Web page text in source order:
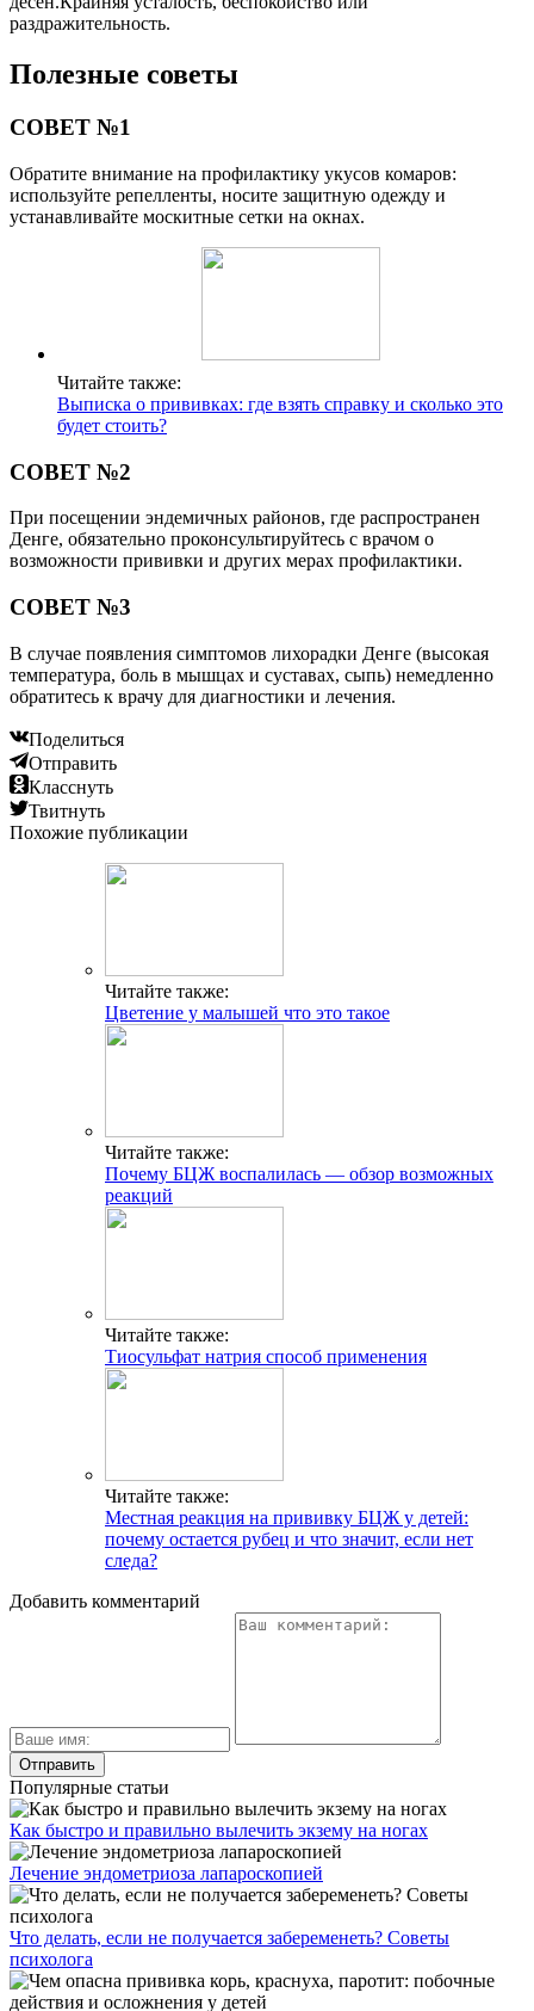
раздражительность.
Полезные советы
СОВЕТ №1
Обратите внимание на профилактику укусов комаров:
используйте репелленты, носите защитную одежду и
устанавливайте москитные сетки на окнах.
Читайте также:
Выписка о прививках: где взять справку и сколько это
будет стоить?
СОВЕТ №2
При посещении эндемичных районов, где распространен
Денге, обязательно проконсультируйтесь с врачом о
возможности прививки и других мерах профилактики.
СОВЕТ №3
В случае появления симптомов лихорадки Денге (высокая
температура, боль в мышцах и суставах, сыпь) немедленно
обратитесь к врачу для диагностики и лечения.
Поделиться
Отправить
Класснуть
Твитнуть
Похожие публикации
Читайте также:
Цветение у малышей что это такое
Читайте также:
Почему БЦЖ воспалилась — обзор возможных
реакций
Читайте также:
Тиосульфат натрия способ применения
Читайте также:
Местная реакция на прививку БЦЖ у детей:
почему остается рубец и что значит, если нет
следа?
Добавить комментарий
Популярные статьи
Как быстро и правильно вылечить экзему на ногах
Лечение эндометриоза лапароскопией
Что делать, если не получается забеременеть? Советы
психолога